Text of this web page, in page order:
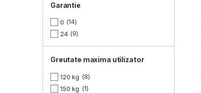
Garantie
0
14
24 9
Greutate maxima utilizator
120 kg
8
150 kg
1